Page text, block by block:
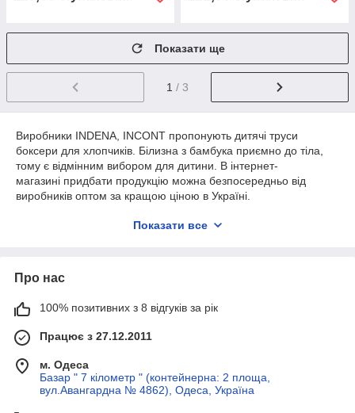
Показати ще
1 / 3
Виробники INDENA, INCONT пропонують дитячі труси
боксери для хлопчиків. Білизна з бамбука приємно до тіла,
тому є відмінним вибором для дитини. В інтернет-
магазині придбати продукцію можна безпосередньо від
виробників оптом за кращою ціною в Україні.
проблем. Їх можна купувати на опт. Бамбукові тканини
інтенсивної шкарпетки.
Труси-боксери з бамбука для хлопчиків
оптом
Одним з відмінних якостей бамбука є антибактеріальні
Показати все
Про нас
100% позитивних з 8 відгуків за рік
Працює з 27.12.2011
м. Одеса
Базар " 7 кілометр " (контейнерна: 2 площа,
вул.Авангардна № 4862), Одеса, Україна